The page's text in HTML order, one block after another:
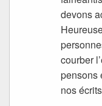
devons
courber
pensons
nos